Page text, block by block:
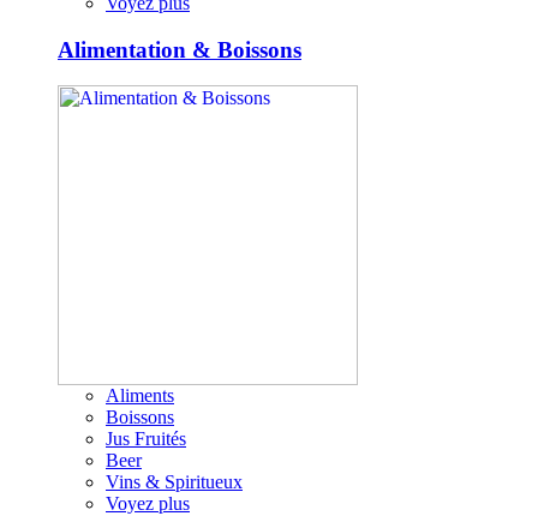
Alimentation & Boissons
Aliments
Boissons
Jus Fruités
Beer
Vins & Spiritueux
Voyez plus